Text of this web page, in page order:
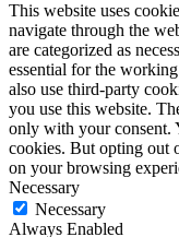
This website uses
navigate through the
are categorized as
essential for the
also use third-party
you use this website.
only with your consent.
cookies. But opting out
on your browsing
Necessary
Necessary
Always Enabled